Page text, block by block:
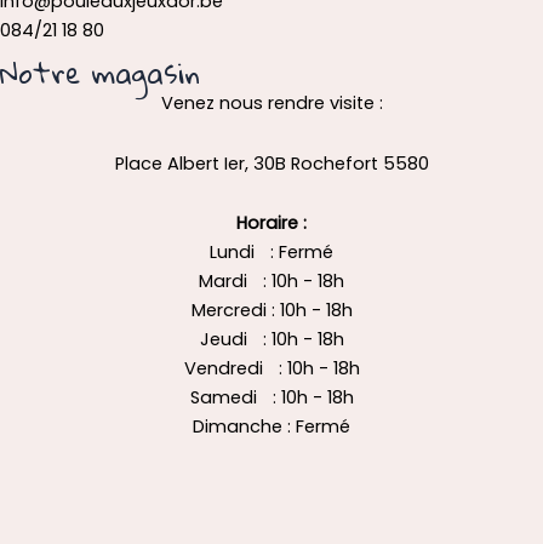
084/21 18 80
Notre magasin
Venez nous rendre visite :
Place Albert Ier, 30B Rochefort 5580
Horaire :
Lundi : Fermé
Mardi : 10h - 18h
Mercredi : 10h - 18h
Jeudi : 10h - 18h
Vendredi : 10h - 18h
Samedi : 10h - 18h
Dimanche : Fermé